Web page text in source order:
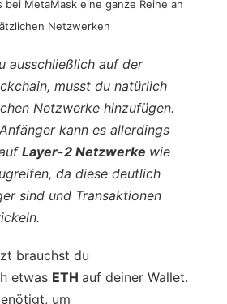
bei MetaMask eine ganze Reihe an
Netzwerken
ausschließlich auf der
musst du natürlich
Netzwerke hinzufügen.
kann es allerdings
Layer-2 Netzwerke wie
da diese deutlich
sind und Transaktionen
brauchst du
etwas ETH auf deiner Wallet.
um